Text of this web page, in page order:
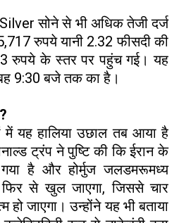
Silver सोने से भी अधिक तेजी दर्ज
रुपये यानी 2.32 फीसदी की
रुपये के स्तर पर पहुंच गई। यह
9:30 बजे तक का है।
में यह हालिया उछाल तब आया है
ट्रंप ने पुष्टि की कि ईरान के
है और होर्मुज जलडमरूमध्य
से खुल जाएगा, जिससे चार
हो जाएगा। उन्होंने यह भी बताया